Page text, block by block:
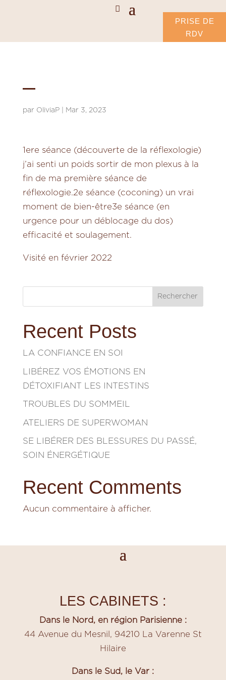
PRISE DE
RDV
–
par OliviaP| Mar 3, 2023
1ere séance (découverte de la réflexologie)
j’ai senti un poids sortir de mon plexus à la
fin de ma première séance de
réflexologie.2e séance (coconing) un vrai
moment de bien-être3e séance (en
urgence pour un déblocage du dos)
efficacité et soulagement.
Visité en février 2022
Rechercher
Recent Posts
LA CONFIANCE EN SOI
LIBÉREZ VOS ÉMOTIONS EN
DÉTOXIFIANT LES INTESTINS
TROUBLES DU SOMMEIL
ATELIERS DE SUPERWOMAN
SE LIBÉRER DES BLESSURES DU PASSÉ,
SOIN ÉNERGÉTIQUE
Recent Comments
Aucun commentaire à afficher.
LES CABINETS :
Dans le Nord, en région Parisienne :
44 Avenue du Mesnil, 94210 La Varenne St
Hilaire
Dans le Sud, le Var :